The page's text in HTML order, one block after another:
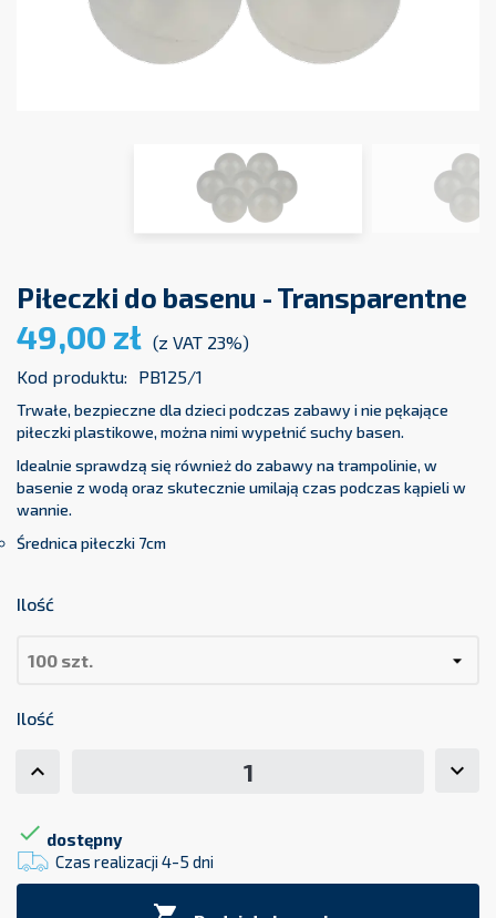
Piłeczki do basenu - Transparentne
49,00 zł (z VAT 23%)
Kod produktu:
PB125/1
Trwałe, bezpieczne dla dzieci podczas zabawy i nie pękające
piłeczki plastikowe, można nimi wypełnić suchy basen.
Idealnie sprawdzą się również do zabawy na trampolinie, w
basenie z wodą oraz skutecznie umilają czas podczas kąpieli w
wannie.
Średnica piłeczki 7cm
Ilość
Ilość
 dostępny
Czas realizacji 4-5 dni